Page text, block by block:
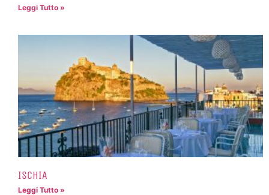
Leggi Tutto »
ISCHIA
Leggi Tutto »